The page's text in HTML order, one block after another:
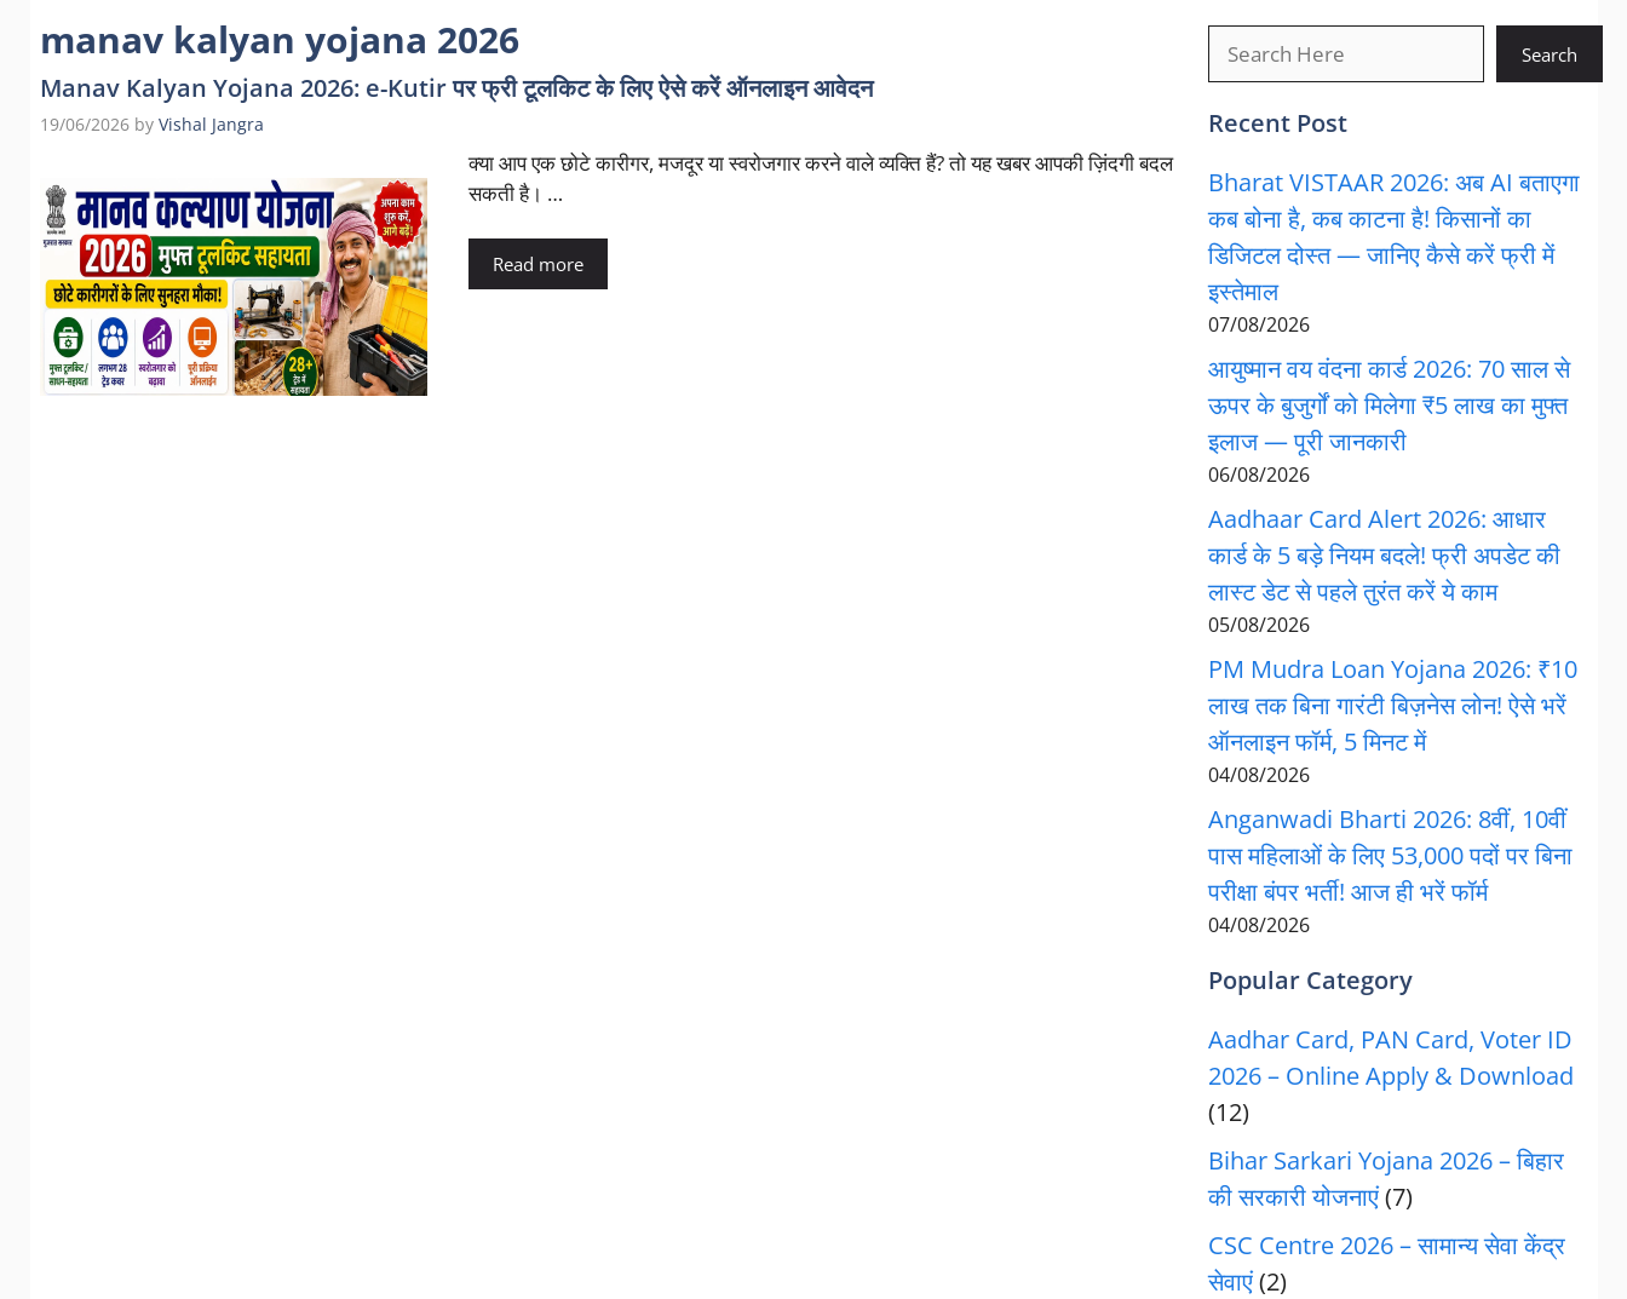
manav kalyan yojana 2026
Manav Kalyan Yojana 2026: e-Kutir पर फ्री टूलकिट के लिए ऐसे करें ऑनलाइन आवेदन
19/06/2026 by Vishal Jangra
क्या आप एक छोटे कारीगर, मजदूर या स्वरोजगार करने वाले व्यक्ति हैं? तो यह खबर आपकी ज़िंदगी बदल
सकती है। …
Read more
Search
Recent Post
Bharat VISTAAR 2026: अब AI बताएगा
कब बोना है, कब काटना है! किसानों का
डिजिटल दोस्त — जानिए कैसे करें फ्री में
इस्तेमाल
07/08/2026
आयुष्मान वय वंदना कार्ड 2026: 70 साल से
ऊपर के बुजुर्गों को मिलेगा ₹5 लाख का मुफ्त
इलाज — पूरी जानकारी
06/08/2026
Aadhaar Card Alert 2026: आधार
कार्ड के 5 बड़े नियम बदले! फ्री अपडेट की
लास्ट डेट से पहले तुरंत करें ये काम
05/08/2026
PM Mudra Loan Yojana 2026: ₹10
लाख तक बिना गारंटी बिज़नेस लोन! ऐसे भरें
ऑनलाइन फॉर्म, 5 मिनट में
04/08/2026
Anganwadi Bharti 2026: 8वीं, 10वीं
पास महिलाओं के लिए 53,000 पदों पर बिना
परीक्षा बंपर भर्ती! आज ही भरें फॉर्म
04/08/2026
Popular Category
Aadhar Card, PAN Card, Voter ID
2026 – Online Apply & Download
(12)
Bihar Sarkari Yojana 2026 – बिहार
की सरकारी योजनाएं(7)
CSC Centre 2026 – सामान्य सेवा केंद्र
सेवाएं(2)